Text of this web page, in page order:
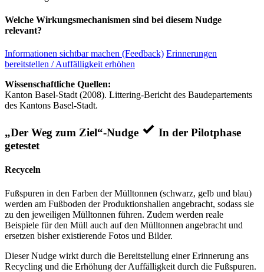
Welche Wirkungsmechanismen sind bei diesem Nudge
relevant?
Informationen sichtbar machen (Feedback) Erinnerungen
bereitstellen / Auffälligkeit erhöhen
Wissenschaftliche Quellen:
Kanton Basel-Stadt (2008). Littering-Bericht des Baudepartements
des Kantons Basel-Stadt.
„Der Weg zum Ziel“-Nudge
In der Pilotphase
getestet
Recyceln
Fußspuren in den Farben der Mülltonnen (schwarz, gelb und blau)
werden am Fußboden der Produktionshallen angebracht, sodass sie
zu den jeweiligen Mülltonnen führen. Zudem werden reale
Beispiele für den Müll auch auf den Mülltonnen angebracht und
ersetzen bisher existierende Fotos und Bilder.
Dieser Nudge wirkt durch die Bereitstellung einer Erinnerung ans
Recycling und die Erhöhung der Auffälligkeit durch die Fußspuren.